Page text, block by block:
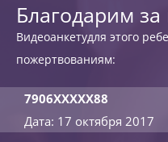
Благодарим
Видеоанкетудля этого
пожертвованиям:
7906XXXXX88
Дата: 17 октября 2017